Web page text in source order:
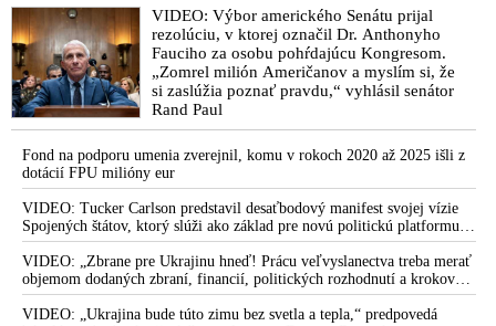
VIDEO: Výbor amerického Senátu prijal
rezolúciu, v ktorej označil Dr. Anthonyho
Fauciho za osobu pohŕdajúcu Kongresom.
„Zomrel milión Američanov a myslím si, že
si zaslúžia poznať pravdu,“ vyhlásil senátor
Rand Paul
Fond na podporu umenia zverejnil, komu v rokoch 2020 až 2025 išli z
dotácií FPU milióny eur
VIDEO: Tucker Carlson predstavil desaťbodový manifest svojej vízie
Spojených štátov, ktorý slúži ako základ pre novú politickú platformu
odštiepeneckej frakcie hnutia MAGA
VIDEO: „Zbrane pre Ukrajinu hneď! Prácu veľvyslanectva treba merať
objemom dodaných zbraní, financií, politických rozhodnutí a krokov
tlaku na nepriateľa,“ povedal Volodymyr Zelenskyj zhromaždeným
ukrajinským diplomatom v Kyjeve. Donald Trump mu potom odkázal,
VIDEO: „Ukrajina bude túto zimu bez svetla a tepla,“ predpovedá